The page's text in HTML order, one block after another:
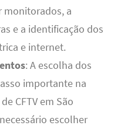
monitorados, a
e a identificação dos
e internet.
: A escolha dos
importante na
CFTV em São
escolher